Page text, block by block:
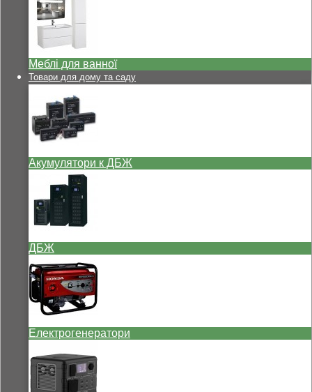
Меблі для ванної
Товари для дому та саду
Акумулятори к ДБЖ
ДБЖ
Електрогенератори